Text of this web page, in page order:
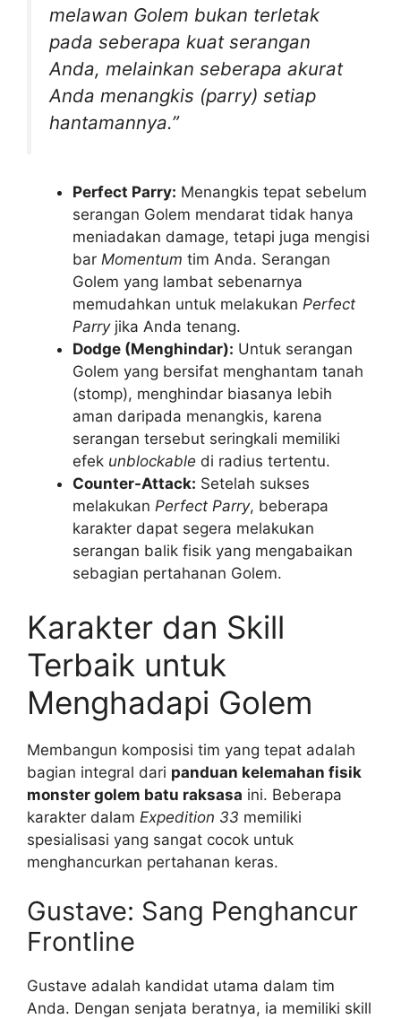
melawan Golem bukan terletak
pada seberapa kuat serangan
Anda, melainkan seberapa akurat
Anda menangkis (parry) setiap
hantamannya.”
Perfect Parry: Menangkis tepat sebelum
serangan Golem mendarat tidak hanya
meniadakan damage, tetapi juga mengisi
bar Momentum tim Anda. Serangan
Golem yang lambat sebenarnya
memudahkan untuk melakukan Perfect
Parryjika Anda tenang.
Dodge (Menghindar): Untuk serangan
Golem yang bersifat menghantam tanah
(stomp), menghindar biasanya lebih
aman daripada menangkis, karena
serangan tersebut seringkali memiliki
efek unblockable di radius tertentu.
Counter-Attack: Setelah sukses
melakukan Perfect Parry, beberapa
karakter dapat segera melakukan
serangan balik fisik yang mengabaikan
sebagian pertahanan Golem.
Karakter dan Skill
Terbaik untuk
Menghadapi Golem
Membangun komposisi tim yang tepat adalah
bagian integral dari panduan kelemahan fisik
monster golem batu raksasa ini. Beberapa
karakter dalam Expedition 33 memiliki
spesialisasi yang sangat cocok untuk
menghancurkan pertahanan keras.
Gustave: Sang Penghancur
Frontline
Gustave adalah kandidat utama dalam tim
Anda. Dengan senjata beratnya, ia memiliki skill